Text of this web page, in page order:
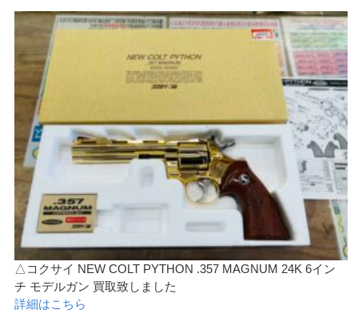
△コクサイ NEW COLT PYTHON .357 MAGNUM 24K 6イン
チ モデルガン 買取致しました
詳細はこちら